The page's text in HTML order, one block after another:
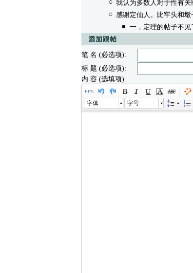
我认为多数人对于性有
感谢定仙人。比牢头和
一，定理的帖子不见
笔 名 (必选项):
标 题 (必选项):
内 容 (选填项):
字体 字号